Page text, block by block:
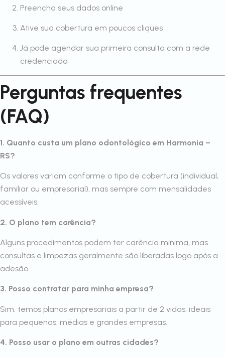
Preencha seus dados online
Ative sua cobertura em poucos cliques
Já pode agendar sua primeira consulta com a rede
credenciada
Perguntas frequentes
(FAQ)
1. Quanto custa um plano odontológico em Harmonia –
RS?
Os valores variam conforme o tipo de cobertura (individual,
familiar ou empresarial), mas sempre com mensalidades
acessíveis.
2. O plano tem carência?
Alguns procedimentos podem ter carência mínima, mas
consultas e limpezas geralmente são liberadas logo após a
adesão.
3. Posso contratar para minha empresa?
Sim, temos planos empresariais a partir de 2 vidas, ideais
para pequenas, médias e grandes empresas.
4. Posso usar o plano em outras cidades?